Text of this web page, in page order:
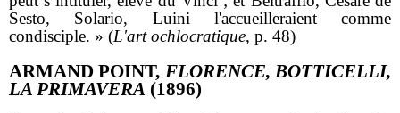
Sesto, Solario, Luini l'accueilleraient comme
condisciple. » (L'art ochlocratique, p. 48)
ARMAND POINT, FLORENCE, BOTTICELLI,
LA PRIMAVERA (1896)